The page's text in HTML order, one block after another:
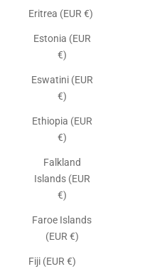
Eritrea (EUR €)
Estonia (EUR
€)
Eswatini (EUR
€)
Ethiopia (EUR
€)
Falkland
Islands (EUR
€)
Faroe Islands
(EUR €)
Fiji (EUR €)